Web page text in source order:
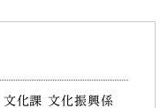
化課 文化振興係